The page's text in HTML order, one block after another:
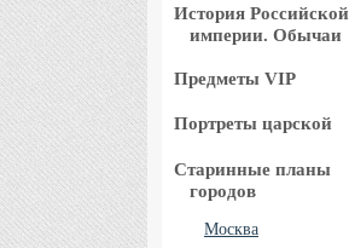
История Российской
империи. Обычаи
Предметы VIP
Портреты царской
Старинные планы
городов
Москва